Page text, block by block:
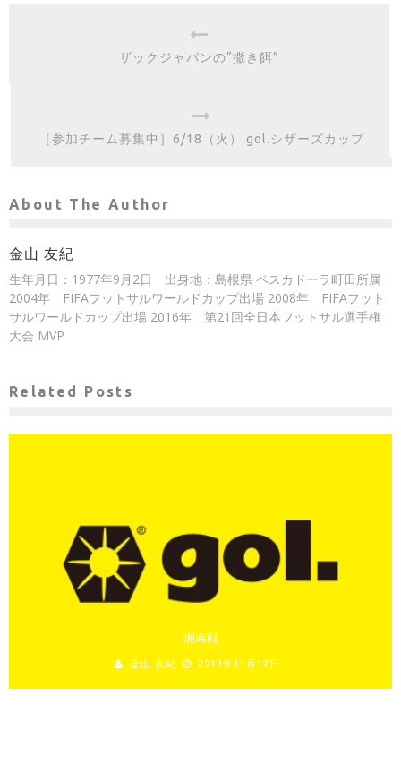
ザックジャパンの“撒き餌”
［参加チーム募集中］6/18（火） gol.シザーズカップ
About The Author
金山 友紀
生年月日：1977年9月2日 出身地：島根県 ペスカドーラ町田所属
2004年 FIFAフットサルワールドカップ出場 2008年 FIFAフット
サルワールドカップ出場 2016年 第21回全日本フットサル選手権
大会 MVP
Related Posts
湘南戦
金山 友紀 2013年11月12日